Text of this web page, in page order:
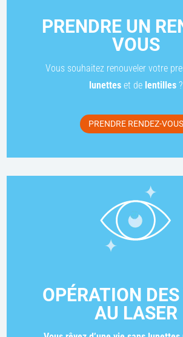
PRENDRE UN
VOUS
Vous souhaitez renouveler votre
lunettes et de lentilles ?
PRENDRE RENDEZ-VOUS
OPÉRATION
AU LASER